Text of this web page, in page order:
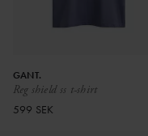
Reg shield ss t-shirt
GANT.
599 SEK